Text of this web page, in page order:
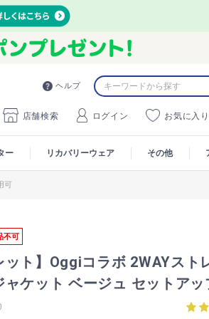
ヘルプ
店舗検索 ログイン お気に入り
ー リカバリーウェア その他
可
不可
ット】Oggiコラボ 2WAYスト
ャケット ベージュ セットアッ